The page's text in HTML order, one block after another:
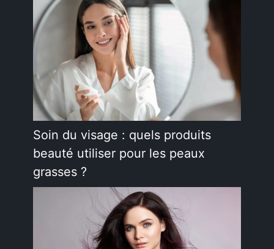
Soin du visage : quels produits
beauté utiliser pour les peaux
grasses ?